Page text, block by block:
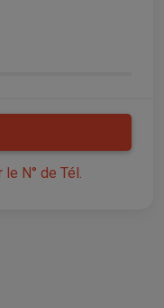
N° de Tél.